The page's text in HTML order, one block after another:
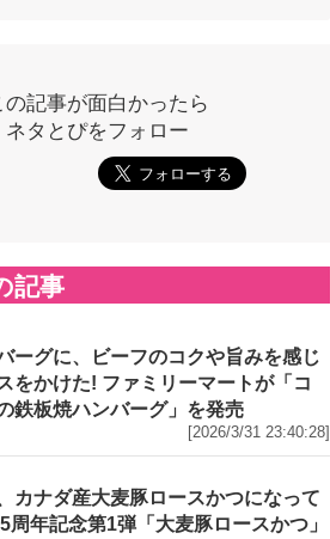
の記事が面白かったら
ネタとぴをフォロー
記事
ーグに、ビーフのコクや旨みを感じ
をかけた! ファミリーマートが「コ
鉄板焼ハンバーグ」を発売
[2026/3/31 23:40:28]
カナダ産大麦豚ロースかつになって
年記念第1弾「大麦豚ロースかつ」